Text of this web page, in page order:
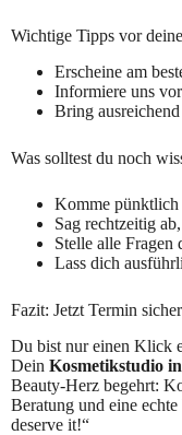
Wichtige Tipps vor
Erscheine am
Informiere uns
Bring
Was solltest du noch
Komme pünktlich
Sag rechtzeitig
Stelle alle Fragen
Lass dich
Fazit: Jetzt Termin
Du bist nur einen Klick
Dein Kosmetikstudio
Beauty-Herz begehrt:
Beratung und eine
deserve it!“